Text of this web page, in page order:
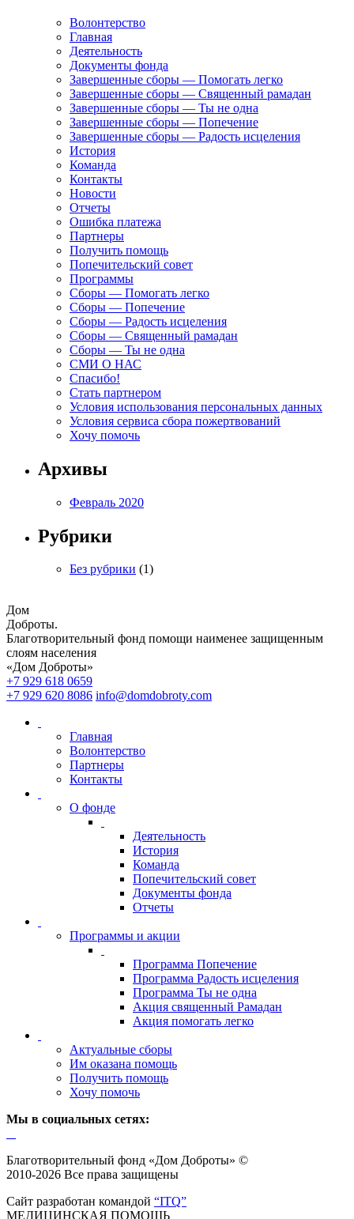
Волонтерство
Главная
Деятельность
Документы фонда
Завершенные сборы — Помогать легко
Завершенные сборы — Священный рамадан
Завершенные сборы — Ты не одна
Завершенные сборы — Попечение
Завершенные сборы — Радость исцеления
История
Команда
Контакты
Новости
Отчеты
Ошибка платежа
Партнеры
Получить помощь
Попечительский совет
Программы
Сборы — Помогать легко
Сборы — Попечение
Сборы — Радость исцеления
Сборы — Священный рамадан
Сборы — Ты не одна
СМИ О НАС
Спасибо!
Стать партнером
Условия использования персональных данных
Условия сервиса сбора пожертвований
Хочу помочь
Архивы
Февраль 2020
Рубрики
Без рубрики (1)
Дом
Доброты.
Благотворительный фонд помощи наименее защищенным
слоям населения
«Дом Доброты»
+7 929 618 0659
+7 929 620 8086 info@domdobroty.com
Главная
Волонтерство
Партнеры
Контакты
О фонде
Деятельность
История
Команда
Попечительский совет
Документы фонда
Отчеты
Программы и акции
Программа Попечение
Программа Радость исцеления
Программа Ты не одна
Акция священный Рамадан
Акция помогать легко
Актуальные сборы
Им оказана помощь
Получить помощь
Хочу помочь
Мы в социальных сетях:
Благотворительный фонд «Дом Доброты» ©
2010-2026 Все права защищены
Сайт разработан командой “ITQ”
МЕДИЦИНСКАЯ ПОМОЩЬ